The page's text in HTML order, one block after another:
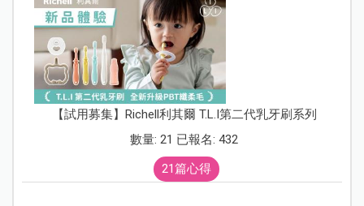
【試用募集】Richell利其爾 T.L.I第二代乳牙刷系列
數量: 21 已報名: 432
21篇心得